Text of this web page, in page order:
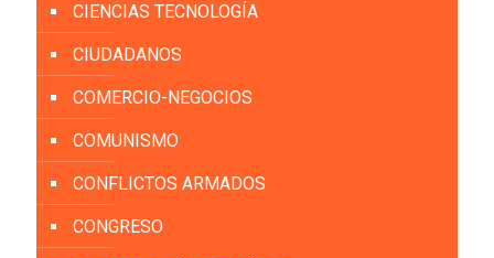
CIENCIAS TECNOLOGÍA
CIUDADANOS
COMERCIO-NEGOCIOS
COMUNISMO
CONFLICTOS ARMADOS
CONGRESO